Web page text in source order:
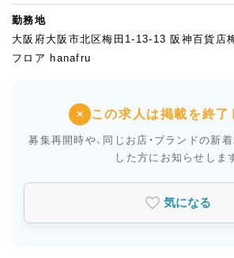
勤務地
大阪府大阪市北区梅田1-13-13 阪神百貨店
フロア hanafru
× この求人は掲載を終了
募集再開時や、同じお店・ブランドの新
した方にお知らせしま
気になる